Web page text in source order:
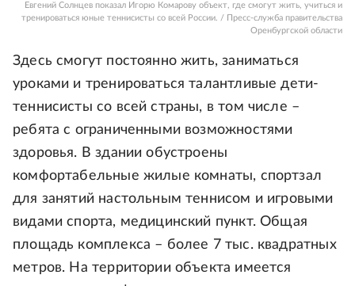
Евгений Солнцев показал Игорю Комарову объект, где смогут жить, учиться и
тренироваться юные теннисисты со всей России. / Пресс-служба правительства
Оренбургской области
Здесь смогут постоянно жить, заниматься
уроками и тренироваться талантливые дети-
теннисисты со всей страны, в том числе –
ребята с ограниченными возможностями
здоровья. В здании обустроены
комфортабельные жилые комнаты, спортзал
для занятий настольным теннисом и игровыми
видами спорта, медицинский пункт. Общая
площадь комплекса – более 7 тыс. квадратных
метров. На территории объекта имеется